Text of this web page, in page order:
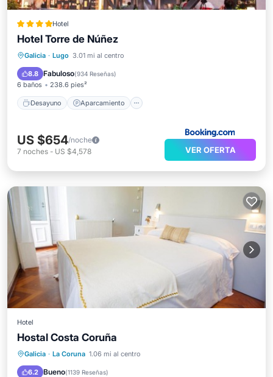
Hotel
Hotel Torre de Núñez
Galicia · Lugo 3.01 mi al centro
8.8 Fabuloso(934 Reseñas)
6 baños 238.6 pies²
Desayuno Aparcamiento
Desayuno
Aparcamiento
Balcón/Terraza
US $654/noche
7 noches - US $4,578 VER OFERTA
Hotel
Hostal Costa Coruña
Galicia · La Coruna 1.06 mi al centro
6.2 Bueno(1139 Reseñas)
Desayuno Balcón/Terraza
Se admiten mascotas